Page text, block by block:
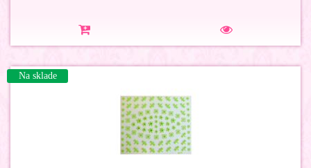
Na sklade